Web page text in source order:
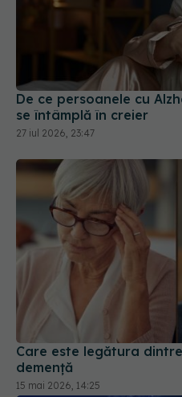
De ce persoanele cu
se întâmplă în creier
27 iul 2026, 23:47
Care este legătura
demență
15 mai 2026, 14:25